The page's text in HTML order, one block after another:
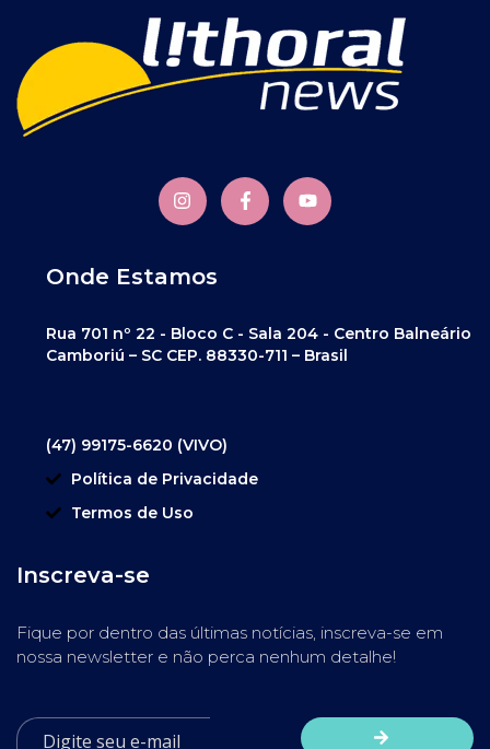
Onde Estamos
Rua 701 nº 22 - Bloco C - Sala 204 - Centro Balneário
Camboriú – SC CEP. 88330-711 – Brasil
(47) 99175-6620 (VIVO)
Política de Privacidade
Termos de Uso
Inscreva-se
Fique por dentro das últimas notícias, inscreva-se em
nossa newsletter e não perca nenhum detalhe!